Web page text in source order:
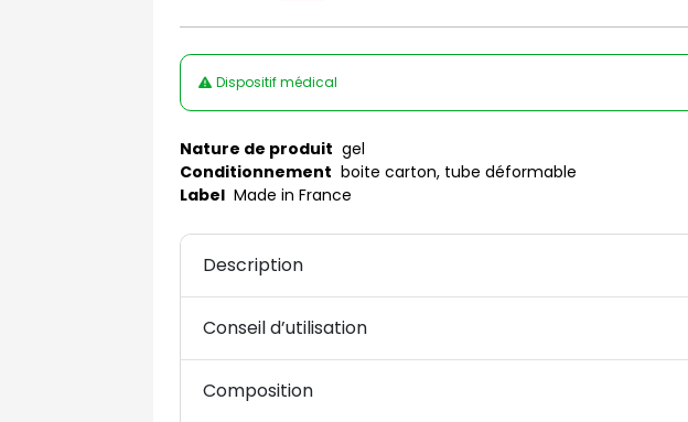
Dispositif médical
Nature de produit gel
Conditionnement boite carton, tube déformable
Label Made in France
Description
Conseil d’utilisation
Composition